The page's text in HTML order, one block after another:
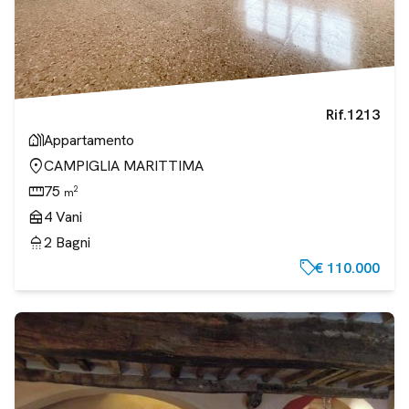
Rif.1213
holiday_villageAppartamento
location_onCAMPIGLIA MARITTIMA
straighten75 m2
nest_multi_room4Vani
shower2 Bagni
sell€ 110.000